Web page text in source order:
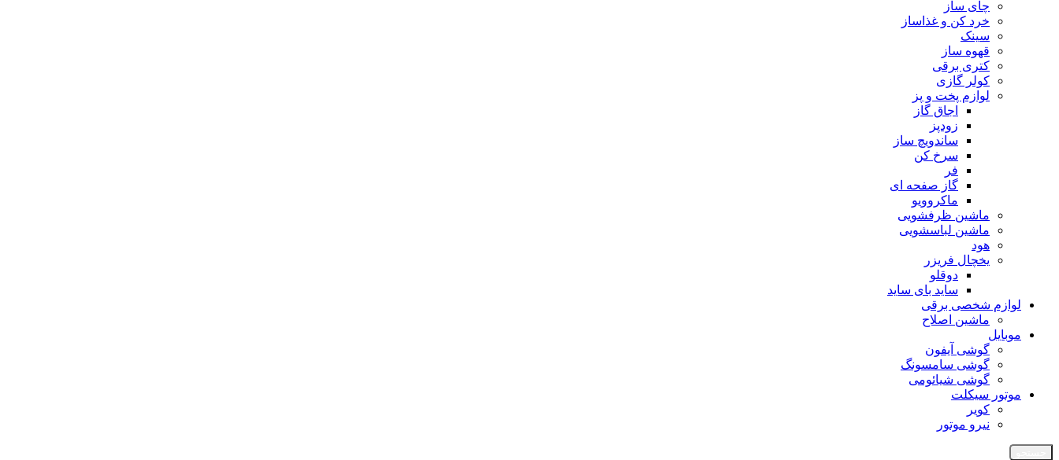
چای ساز
خرد کن و غذاساز
سینک
قهوه ساز
کتری برقی
کولر گازی
لوازم پخت و پز
اجاق گاز
زودپز
ساندویچ ساز
سرخ کن
فر
گاز صفحه ای
ماکروویو
ماشین ظرفشویی
ماشین لباسشویی
هود
یخچال فریزر
دوقلو
ساید بای ساید
لوازم شخصی برقی
ماشین اصلاح
موبایل
گوشی آیفون
گوشی سامسونگ
گوشی شیائومی
موتور سیکلت
کویر
نیرو موتور